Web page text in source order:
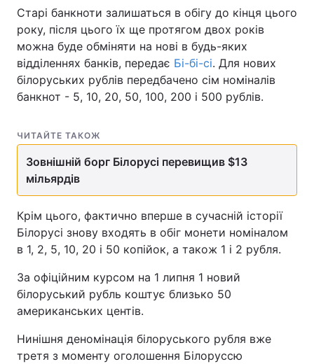
Старі банкноти залишаться в обігу до кінця цього
року, після цього їх ще протягом двох років
можна буде обміняти на нові в будь-яких
відділеннях банків, передає Бі-бі-сі. Для нових
білоруських рублів передбачено сім номіналів
банкнот - 5, 10, 20, 50, 100, 200 і 500 рублів.
ЧИТАЙТЕ ТАКОЖ
Зовнішній борг Білорусі перевищив $13
мільярдів
Крім цього, фактично вперше в сучасній історії
Білорусі знову входять в обіг монети номіналом
в 1, 2, 5, 10, 20 і 50 копійок, а також 1 і 2 рубля.
За офіційним курсом на 1 липня 1 новий
білоруський рубль коштує близько 50
американських центів.
Нинішня деномінація білоруського рубля вже
третя з моменту оголошення Білоруссю